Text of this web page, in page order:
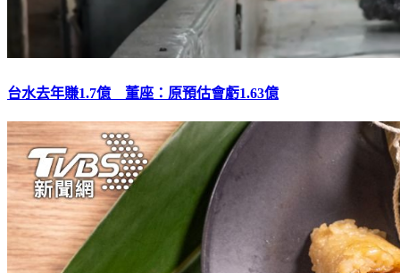
台水去年賺1.7億 董座：原預估會虧1.63億